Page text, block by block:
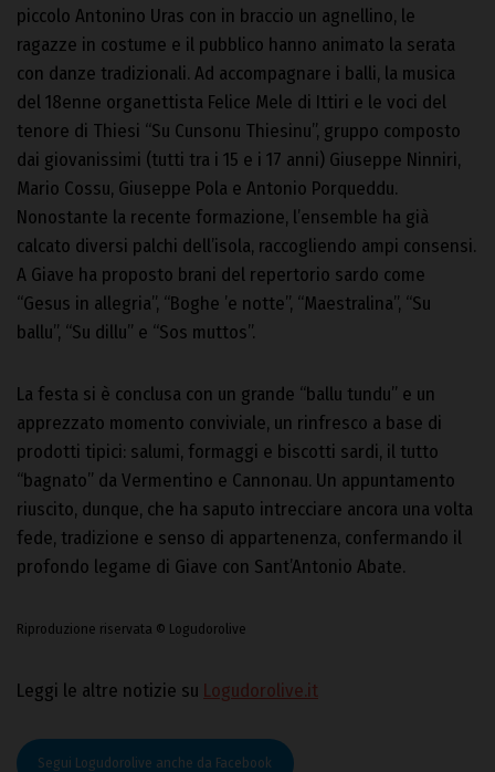
piccolo Antonino Uras con in braccio un agnellino, le
ragazze in costume e il pubblico hanno animato la serata
con danze tradizionali. Ad accompagnare i balli, la musica
del 18enne organettista Felice Mele di Ittiri e le voci del
tenore di Thiesi “Su Cunsonu Thiesinu”, gruppo composto
dai giovanissimi (tutti tra i 15 e i 17 anni) Giuseppe Ninniri,
Mario Cossu, Giuseppe Pola e Antonio Porqueddu.
Nonostante la recente formazione, l’ensemble ha già
calcato diversi palchi dell’isola, raccogliendo ampi consensi.
A Giave ha proposto brani del repertorio sardo come
“Gesus in allegria”, “Boghe ’e notte”, “Maestralina”, “Su
ballu”, “Su dillu” e “Sos muttos”.
La festa si è conclusa con un grande “ballu tundu” e un
apprezzato momento conviviale, un rinfresco a base di
prodotti tipici: salumi, formaggi e biscotti sardi, il tutto
“bagnato” da Vermentino e Cannonau. Un appuntamento
riuscito, dunque, che ha saputo intrecciare ancora una volta
fede, tradizione e senso di appartenenza, confermando il
profondo legame di Giave con Sant’Antonio Abate.
Riproduzione riservata © Logudorolive
Leggi le altre notizie su Logudorolive.it
Segui Logudorolive anche da Facebook